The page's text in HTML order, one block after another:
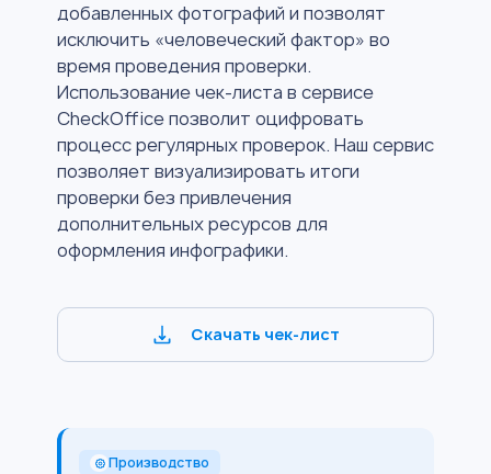
добавленных фотографий и позволят
исключить «человеческий фактор» во
время проведения проверки.
Использование чек-листа в сервисе
CheckOffice позволит оцифровать
процесс регулярных проверок. Наш сервис
позволяет визуализировать итоги
проверки без привлечения
дополнительных ресурсов для
оформления инфографики.
Скачать чек-лист
Производство